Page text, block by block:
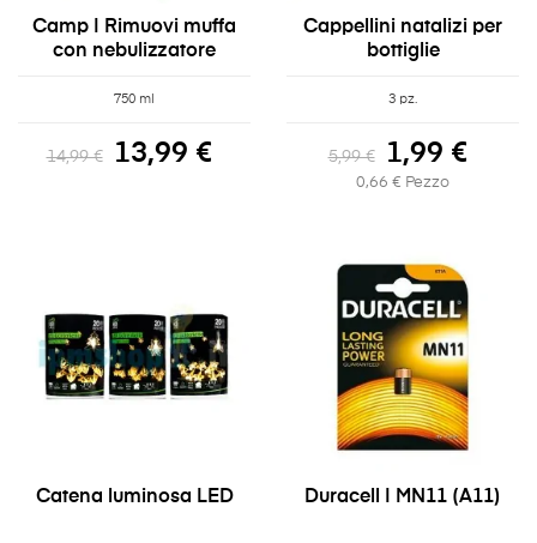
Camp | Rimuovi muffa
con nebulizzatore
750 ml
14,99 € 13,99 €
Cappellini natalizi per
bottiglie
3 pz.
5,99 € 1,99 €
0,66 € Pezzo
Catena luminosa LED Duracell | MN11 (A11)